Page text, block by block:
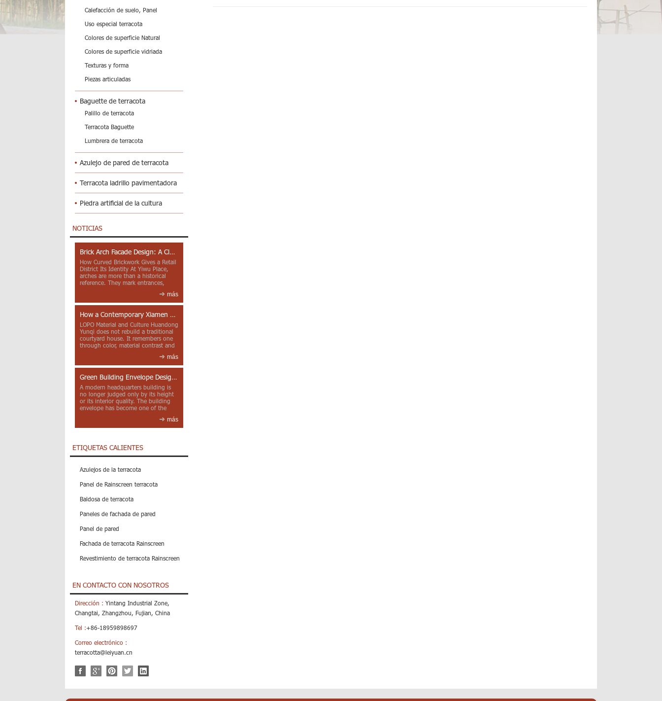
Calefacción de suelo, Panel
Uso especial terracota
Colores de superficie Natural
Colores de superficie vidriada
Texturas y forma
Piezas articuladas
Baguette de terracota
Palillo de terracota
Terracota Baguette
Lumbrera de terracota
Azulejo de pared de terracota
Terracota ladrillo pavimentadora
Piedra artificial de la cultura
NOTICIAS
Brick Arch Facade Design: A Closer Look at Yiwu Place
How Curved Brickwork Gives a Retail
District Its Identity At Yiwu Place,
arches are more than a historical
reference. They mark entrances,
más
How a Contemporary Xiamen Project Reframes Minnan Red Brick
LOPO Material and Culture Huandong
Yunqi does not rebuild a traditional
courtyard house. It remembers one
through color, material contrast and
más
Green Building Envelope Design: Clay Sunscreen Fins for Modern Headquarters Architecture
A modern headquarters building is
no longer judged only by its height
or its interior quality. The building
envelope has become one of the
más
ETIQUETAS CALIENTES
Azulejos de la terracota
Panel de Rainscreen terracota
Baldosa de terracota
Paneles de fachada de pared
Panel de pared
Fachada de terracota Rainscreen
Revestimiento de terracota Rainscreen
EN CONTACTO CON NOSOTROS
Dirección : Yintang Industrial Zone,
Changtai, Zhangzhou, Fujian, China
Tel :+86-18959898697
Correo electrónico :
terracotta@leiyuan.cn